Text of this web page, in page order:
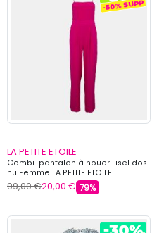
LA PETITE ETOILE
Combi-pantalon à nouer Lisel dos
nu Femme LA PETITE ETOILE
99,00 €20,00 € 79%